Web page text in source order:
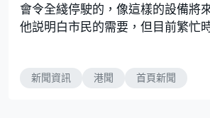
會令全綫停駛的，像這樣的設備將
他説明白市民的需要，但目前繁忙
新聞資訊 港聞 首頁新聞